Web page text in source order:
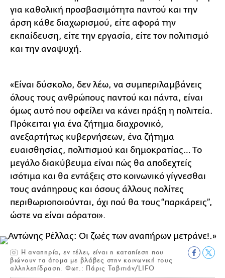
για καθολική προσβασιμότητα παντού και την
άρση κάθε διαχωρισμού, είτε αφορά την
εκπαίδευση, είτε την εργασία, είτε τον πολιτισμό
και την αναψυχή.
«Είναι δύσκολο, δεν λέω, να συμπεριλαμβάνεις
όλους τους ανθρώπους παντού και πάντα, είναι
όμως αυτό που οφείλει να κάνει πράξη η πολιτεία.
Πρόκειται για ένα ζήτημα διαχρονικό,
ανεξαρτήτως κυβερνήσεων, ένα ζήτημα
ευαισθησίας, πολιτισμού και δημοκρατίας… Το
μεγάλο διακύβευμα είναι πώς θα αποδεχτείς
ισότιμα και θα εντάξεις στο κοινωνικό γίγνεσθαι
τους ανάπηρους και όσους άλλους πολίτες
περιθωριοποιούνται, όχι πού θα τους “παρκάρεις”,
ώστε να είναι αόρατοι».
Η αναπηρία, εν τέλει, είναι η καταπίεση που
βιώνουν τα άτομα με βλάβες στην κοινωνική τους
αλληλεπίδραση. Φωτ.: Πάρις Ταβιτιάν/LIFO